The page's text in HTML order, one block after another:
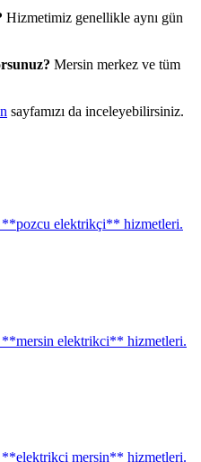
Hizmetimiz genellikle aynı gün
Mersin merkez ve tüm
sayfamızı da inceleyebilirsiniz.
**pozcu elektrikçi** hizmetleri.
**mersin elektrikci** hizmetleri.
**elektrikçi mersin** hizmetleri.